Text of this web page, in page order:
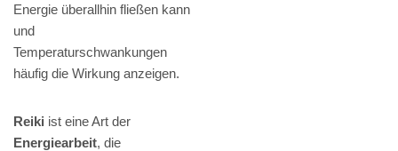
Energie überallhin fließen kann
und
Temperaturschwankungen
häufig die Wirkung anzeigen.
Reiki ist eine Art der
Energiearbeit, die